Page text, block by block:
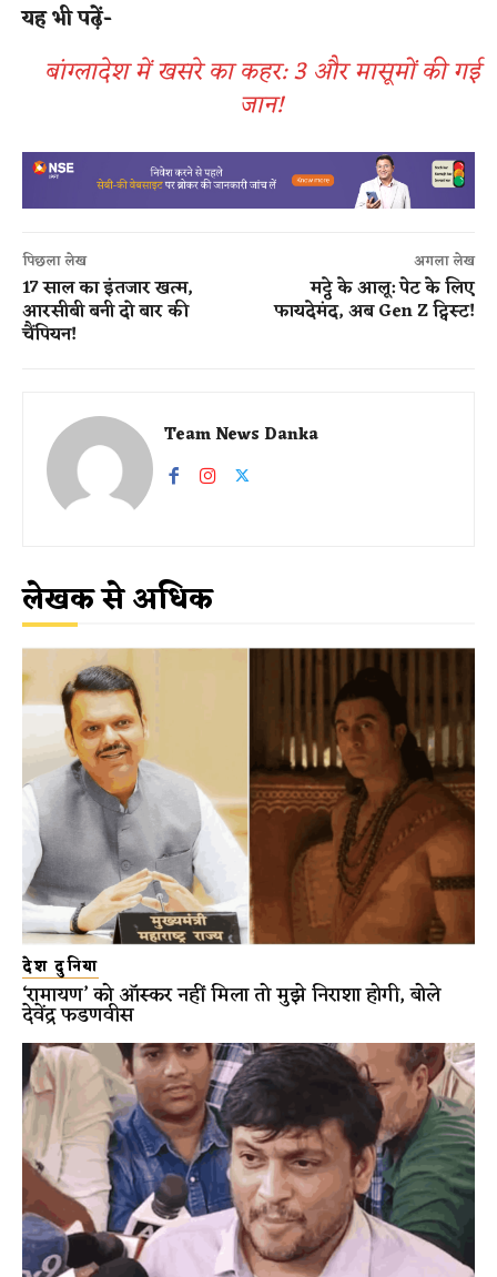
यह भी पढ़ें-
बांग्लादेश में खसरे का कहर: 3 और मासूमों की गई
जान!
पिछला लेख
17 साल का इंतजार खत्म,
आरसीबी बनी दो बार की
चैंपियन!
अगला लेख
मट्ठे के आलू: पेट के लिए
फायदेमंद, अब Gen Z ट्विस्ट!
Team News Danka
लेखक से अधिक
देश दुनिया
‘रामायण’ को ऑस्कर नहीं मिला तो मुझे निराशा होगी, बोले
देवेंद्र फडणवीस